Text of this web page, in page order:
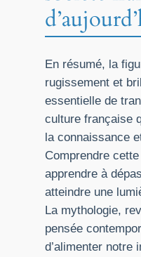
En résumé, la
rugissement et
essentielle de
culture française
la connaissance
Comprendre
apprendre à
atteindre une
La mythologie,
pensée
d’alimenter notre